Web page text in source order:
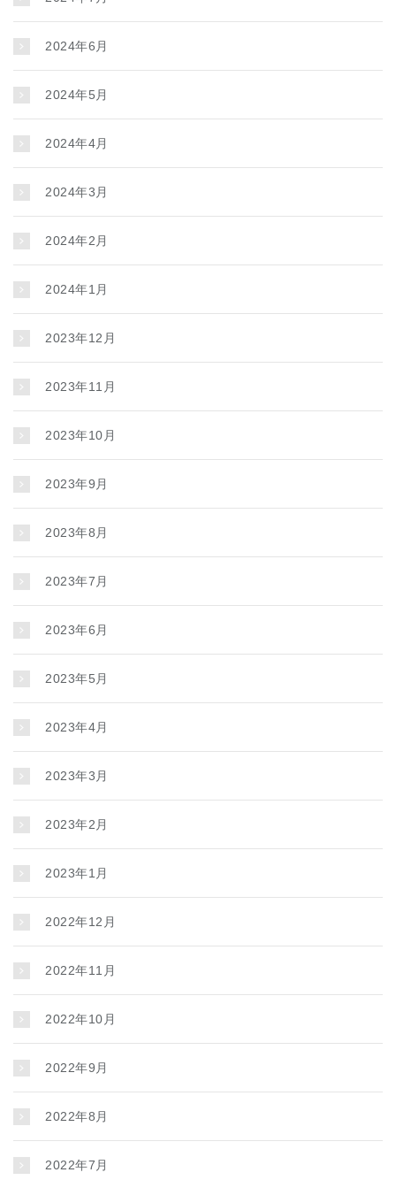
2024年6月
2024年5月
2024年4月
2024年3月
2024年2月
2024年1月
2023年12月
2023年11月
2023年10月
2023年9月
2023年8月
2023年7月
2023年6月
2023年5月
2023年4月
2023年3月
2023年2月
2023年1月
2022年12月
2022年11月
2022年10月
2022年9月
2022年8月
2022年7月